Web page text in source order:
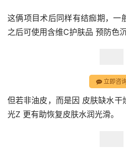
这俩项目术后同样有结痂期，一
之后可使用含维C护肤品 预防色沉
立即咨
但若非油皮，而是因 皮肤缺水
光Z 更有助恢复皮肤水润光滑。